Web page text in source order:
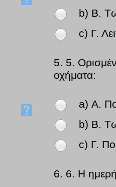
b) Β.
c) Γ.
5. 5.
οχήματα:
a) Α.
b) Β.
c) Γ.
6. 6. Η